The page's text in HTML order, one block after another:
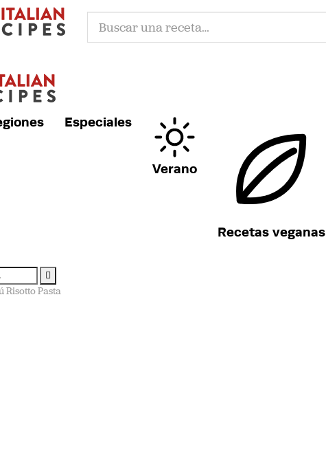
Especiales
Verano
Recetas veganas
RisottoPasta